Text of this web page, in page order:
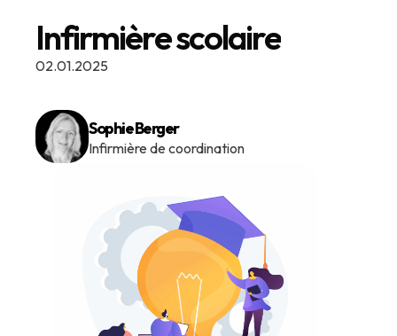
Infirmière scolaire
02.01.2025
Sophie Berger
Infirmière de coordination